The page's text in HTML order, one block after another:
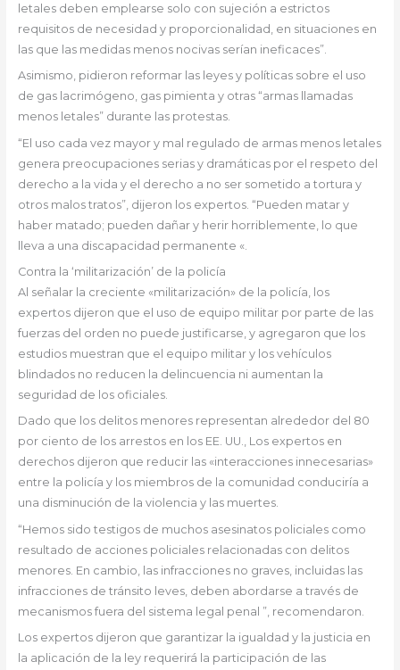
letales deben emplearse solo con sujeción a estrictos
requisitos de necesidad y proporcionalidad, en situaciones en
las que las medidas menos nocivas serían ineficaces”.
Asimismo, pidieron reformar las leyes y políticas sobre el uso
de gas lacrimógeno, gas pimienta y otras “armas llamadas
menos letales” durante las protestas.
“El uso cada vez mayor y mal regulado de armas menos letales
genera preocupaciones serias y dramáticas por el respeto del
derecho a la vida y el derecho a no ser sometido a tortura y
otros malos tratos”, dijeron los expertos. “Pueden matar y
haber matado; pueden dañar y herir horriblemente, lo que
lleva a una discapacidad permanente «.
Contra la ‘militarización’ de la policía
Al señalar la creciente «militarización» de la policía, los
expertos dijeron que el uso de equipo militar por parte de las
fuerzas del orden no puede justificarse, y agregaron que los
estudios muestran que el equipo militar y los vehículos
blindados no reducen la delincuencia ni aumentan la
seguridad de los oficiales.
Dado que los delitos menores representan alrededor del 80
por ciento de los arrestos en los EE. UU., Los expertos en
derechos dijeron que reducir las «interacciones innecesarias»
entre la policía y los miembros de la comunidad conduciría a
una disminución de la violencia y las muertes.
“Hemos sido testigos de muchos asesinatos policiales como
resultado de acciones policiales relacionadas con delitos
menores. En cambio, las infracciones no graves, incluidas las
infracciones de tránsito leves, deben abordarse a través de
mecanismos fuera del sistema legal penal ”, recomendaron.
Los expertos dijeron que garantizar la igualdad y la justicia en
la aplicación de la ley requerirá la participación de las